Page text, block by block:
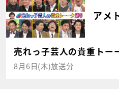
アメ
売れっ子芸人の貴重トー
8月6日(木)放送分